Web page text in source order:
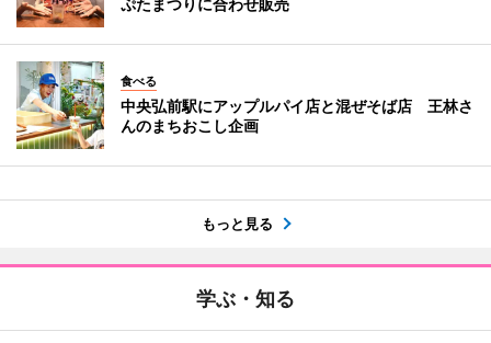
食べる
中央弘前駅にアップルパイ店と混ぜそば店 王林さ
んのまちおこし企画
もっと見る
学ぶ・知る